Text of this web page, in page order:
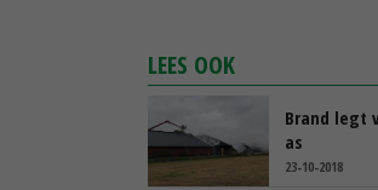
LEES OOK
Brand legt
as
23-10-2018